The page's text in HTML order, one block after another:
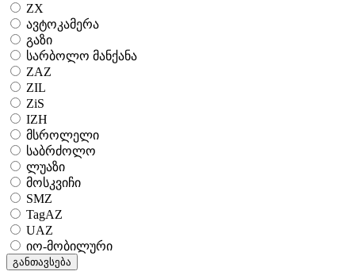
ZX
ავტოკამერა
გაზი
სარბოლო მანქანა
ZAZ
ZIL
ZiS
IZH
მსროლელი
საბრძოლო
ლუაზი
მოსკვიჩი
SMZ
TagAZ
UAZ
იო-მობილური
განთავსება